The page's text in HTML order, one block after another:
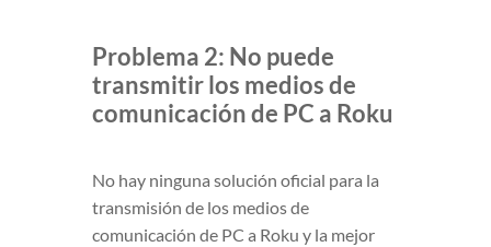
Problema 2: No puede
transmitir los medios de
comunicación de PC a Roku
No hay ninguna solución oficial para la
transmisión de los medios de
comunicación de PC a Roku y la mejor